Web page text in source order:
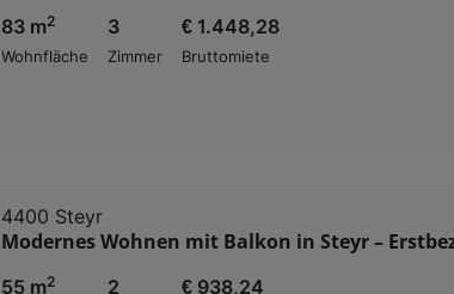
83 m2
Wohnfläche
3
Zimmer
€ 1.448,28
Bruttomiete
4400 Steyr
Modernes Wohnen mit Balkon in Steyr –
55 m2
2 € 938,24